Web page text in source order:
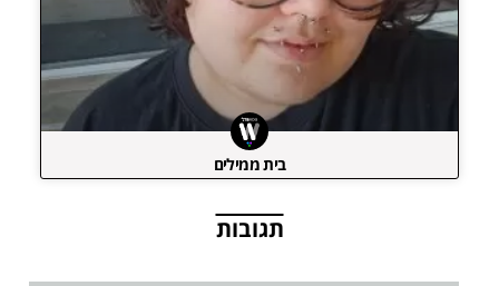
בית ממילים
תגובות